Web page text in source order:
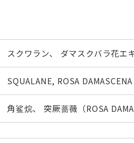
スクワラン、 ダマスクバラ花エ
SQUALANE, ROSA
角鲨烷、 突厥蔷薇（ROSA